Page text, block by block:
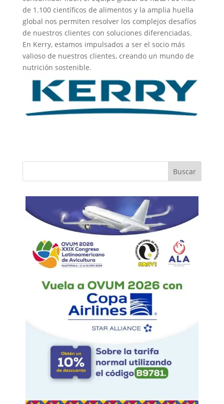
de 1.100 científicos de alimentos y la amplia huella
global nos permiten resolver los complejos desafíos
de nuestros clientes con soluciones diferenciadas.
En Kerry, estamos impulsados a ser el socio más
valioso de nuestros clientes, creando un mundo de
nutrición sostenible.
Buscar